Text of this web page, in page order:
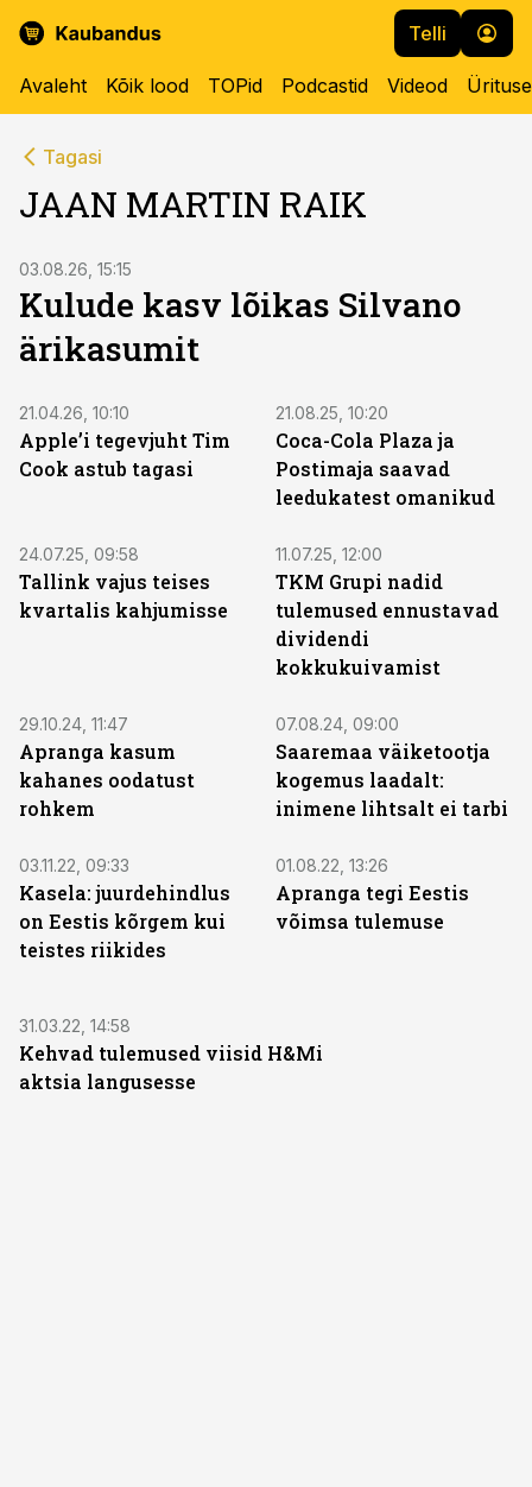
Telli
Avaleht Kõik lood TOPid Podcastid Videod
Tagasi
JAAN MARTIN RAIK
03.08.26, 15:15
Kulude kasv lõikas Silvano
ärikasumit
21.04.26, 10:10
Apple’i tegevjuht Tim
Cook astub tagasi
21.08.25, 10:20
Coca-Cola Plaza ja
Postimaja saavad
leedukatest omanikud
24.07.25, 09:58
Tallink vajus teises
kvartalis kahjumisse
11.07.25, 12:00
TKM Grupi nadid
tulemused ennustavad
dividendi
kokkukuivamist
29.10.24, 11:47
Apranga kasum
kahanes oodatust
rohkem
07.08.24, 09:00
Saaremaa väiketootja
kogemus laadalt:
inimene lihtsalt ei tarbi
03.11.22, 09:33
Kasela: juurdehindlus
on Eestis kõrgem kui
teistes riikides
01.08.22, 13:26
Apranga tegi Eestis
võimsa tulemuse
31.03.22, 14:58
Kehvad tulemused viisid H&Mi
aktsia langusesse